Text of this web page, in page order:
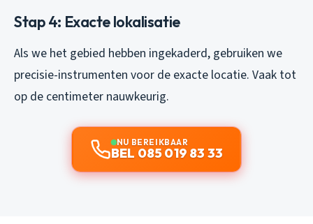
Stap 4: Exacte lokalisatie
Als we het gebied hebben ingekaderd, gebruiken we
precisie-instrumenten voor de exacte locatie. Vaak tot
op de centimeter nauwkeurig.
NU BEREIKBAAR
BEL 085 019 83 33